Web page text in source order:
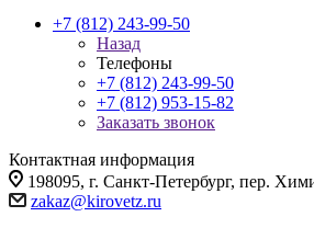
+7 (812) 243-99-50
Назад
Телефоны
+7 (812) 243-99-50
+7 (812) 953-15-82
Заказать звонок
Контактная информация
198095, г. Санкт-Петербург, пер.
zakaz@kirovetz.ru